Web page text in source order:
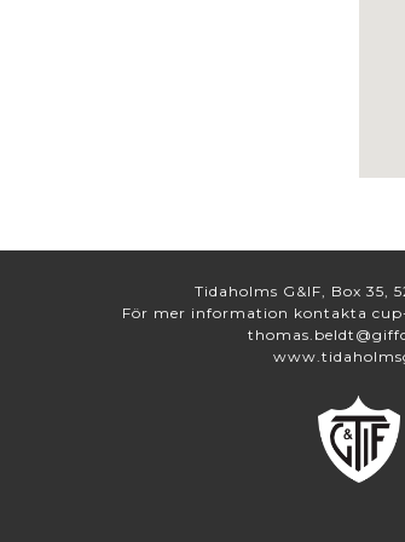
Tidaholms G&IF, Box 35,
För mer information kontakta